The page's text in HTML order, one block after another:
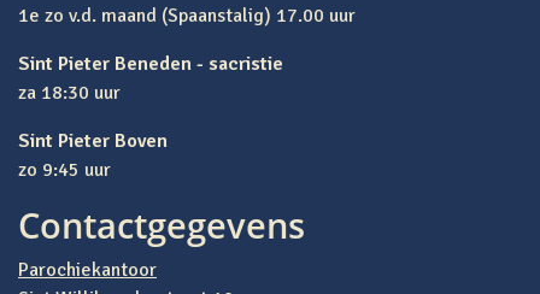
1e zo v.d. maand (Spaanstalig) 17.00 uur
Sint Pieter Beneden - sacristie
za 18:30 uur
Sint Pieter Boven
zo 9:45 uur
Contactgegevens
Parochiekantoor